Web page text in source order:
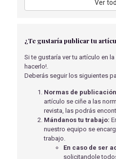
- 15/05/2018
Salvador Coscujuela, S- 14/12/
TERAPIA OCUPACIONAL EN
de la Sierra-Llamazares Seco, S
Gracia Gómez, C- 15/09/2020
PARÁLISIS CEREBRAL EN
ABORDAJE FISIOTERÁPICO:
ENTORNO Y ACTIVIDAD
Capó-Juan, Miguel Ángel- 13/05/
Ver
¿Te gustaría publicar tu
Si te gustaría ver tu artículo en
hacerlo!.
Deberás seguir los siguientes
Normas de
artículo se ciñe a las
revista, las podrás
Mándanos tu trabajo:
nuestro equipo se
trabajo.
En caso de ser
solicitandole